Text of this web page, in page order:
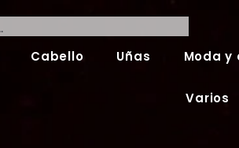
Cabello Uñas Moda y
Varios